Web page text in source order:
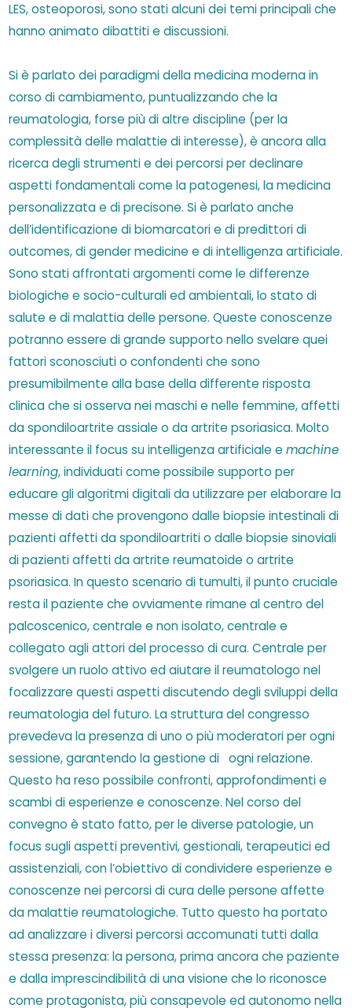
LES, osteoporosi, sono stati alcuni dei temi principali che
hanno animato dibattiti e discussioni.
Si è parlato dei paradigmi della medicina moderna in
corso di cambiamento, puntualizzando che la
reumatologia, forse più di altre discipline (per la
complessità delle malattie di interesse), è ancora alla
ricerca degli strumenti e dei percorsi per declinare
aspetti fondamentali come la patogenesi, la medicina
personalizzata e di precisone. Si è parlato anche
dell’identificazione di biomarcatori e di predittori di
outcomes, di gender medicine e di intelligenza artificiale.
Sono stati affrontati argomenti come le differenze
biologiche e socio-culturali ed ambientali, lo stato di
salute e di malattia delle persone. Queste conoscenze
potranno essere di grande supporto nello svelare quei
fattori sconosciuti o confondenti che sono
presumibilmente alla base della differente risposta
clinica che si osserva nei maschi e nelle femmine, affetti
da spondiloartrite assiale o da artrite psoriasica. Molto
interessante il focus su intelligenza artificiale emachine
learning, individuati come possibile supporto per
educare gli algoritmi digitali da utilizzare per elaborare la
messe di dati che provengono dalle biopsie intestinali di
pazienti affetti da spondiloartriti o dalle biopsie sinoviali
di pazienti affetti da artrite reumatoide o artrite
psoriasica. In questo scenario di tumulti, il punto cruciale
resta il paziente che ovviamente rimane al centro del
palcoscenico, centrale e non isolato, centrale e
collegato agli attori del processo di cura. Centrale per
svolgere un ruolo attivo ed aiutare il reumatologo nel
focalizzare questi aspetti discutendo degli sviluppi della
reumatologia del futuro. La struttura del congresso
prevedeva la presenza di uno o più moderatori per ogni
sessione, garantendo la gestione di ogni relazione.
Questo ha reso possibile confronti, approfondimenti e
scambi di esperienze e conoscenze. Nel corso del
convegno è stato fatto, per le diverse patologie, un
focus sugli aspetti preventivi, gestionali, terapeutici ed
assistenziali, con l’obiettivo di condividere esperienze e
conoscenze nei percorsi di cura delle persone affette
da malattie reumatologiche. Tutto questo ha portato
ad analizzare i diversi percorsi accomunati tutti dalla
stessa presenza: la persona, prima ancora che paziente
e dalla imprescindibilità di una visione che lo riconosce
come protagonista, più consapevole ed autonomo nella